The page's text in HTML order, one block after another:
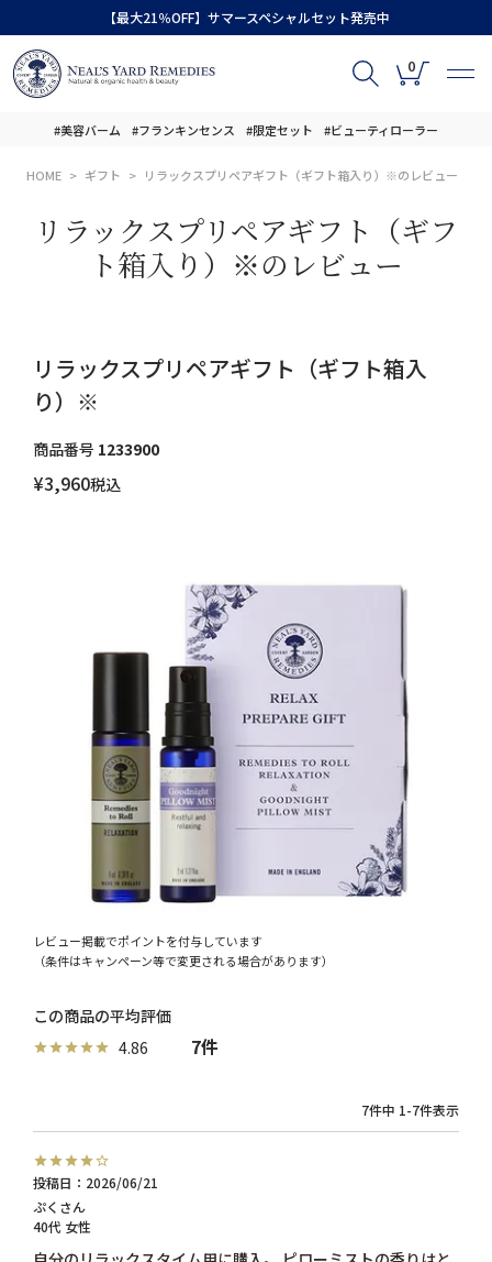
【最大21％OFF】サマースペシャルセット発売中
0
#美容バーム #フランキンセンス #限定セット #ビューティローラー
HOME ギフト リラックスプリペアギフト（ギフト箱入り）※のレビュー
リラックスプリペアギフト（ギフ
ト箱入り）※のレビュー
リラックスプリペアギフト（ギフト箱入
り）※
商品番号 1233900
¥3,960税込
レビュー掲載でポイントを付与しています
（条件はキャンペーン等で変更される場合があります）
4.86 7
7件中 1-7件表示
ぷく
40代 女性
投稿日 2026/06/21